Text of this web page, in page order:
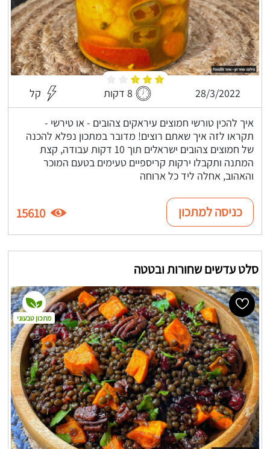
28/3/2022 8 דקות קל
איך להכין טורשי חמוצים עיראקים צהובים - או טירשי -
תקראו לזה איך שאתם רוצים! מדובר במתכון נפלא להכנה
של חמוצים צהובים ישראלים תוך 10 דקות עבודה, קצת
המתנה ותקבלו ירקות קריספיים טעימים בטעם המוכר
והאהוב, אחלה ליד כל ארוחה
כניסה למתכון 15610
סלט עדשים שחורות ובטטה
מתכון טבעוני